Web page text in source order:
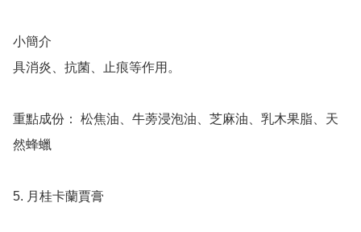
小簡介
具消炎、抗菌、止痕等作用。
重點成份： 松焦油、牛蒡浸泡油、芝麻油、乳木果脂、天
然蜂蠟
5. 月桂卡蘭賈膏